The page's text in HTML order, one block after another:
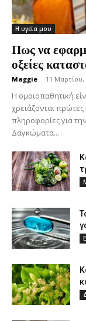
Η υγεία μου
Πως να
οξείες
Maggie - 11 Μαρτίου,
Η ομοιοπαθητική
χρειάζονται
πληροφορίες για
Δαγκώματα...